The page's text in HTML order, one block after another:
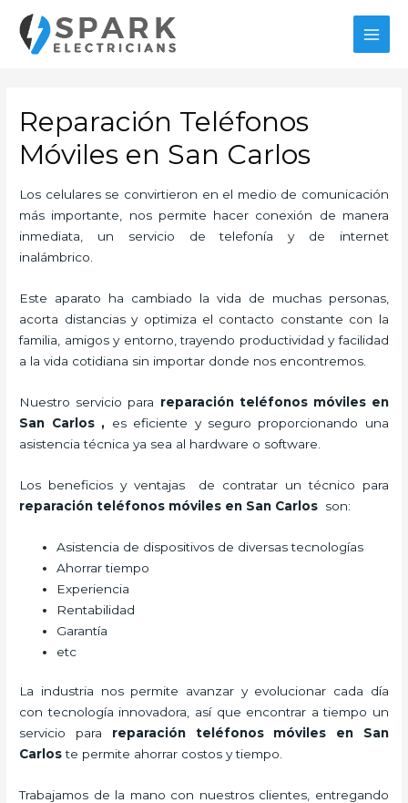
contenido
Reparación Teléfonos
Móviles en San Carlos
Los celulares se convirtieron en el medio de comunicación
más importante, nos permite hacer conexión de manera
inmediata, un servicio de telefonía y de internet
inalámbrico.
Este aparato ha cambiado la vida de muchas personas,
acorta distancias y optimiza el contacto constante con la
familia, amigos y entorno, trayendo productividad y facilidad
a la vida cotidiana sin importar donde nos encontremos.
Nuestro servicio para reparación teléfonos móviles en
San Carlos , es eficiente y seguro proporcionando una
asistencia técnica ya sea al hardware o software.
Los beneficios y ventajas de contratar un técnico para
reparación teléfonos móviles en San Carlos son:
Asistencia de dispositivos de diversas tecnologías
Ahorrar tiempo
Experiencia
Rentabilidad
Garantía
etc
La industria nos permite avanzar y evolucionar cada día
con tecnología innovadora, así que encontrar a tiempo un
servicio para reparación teléfonos móviles
en San
Carloste permite ahorrar costos y tiempo.
Trabajamos de la mano con nuestros clientes, entregando